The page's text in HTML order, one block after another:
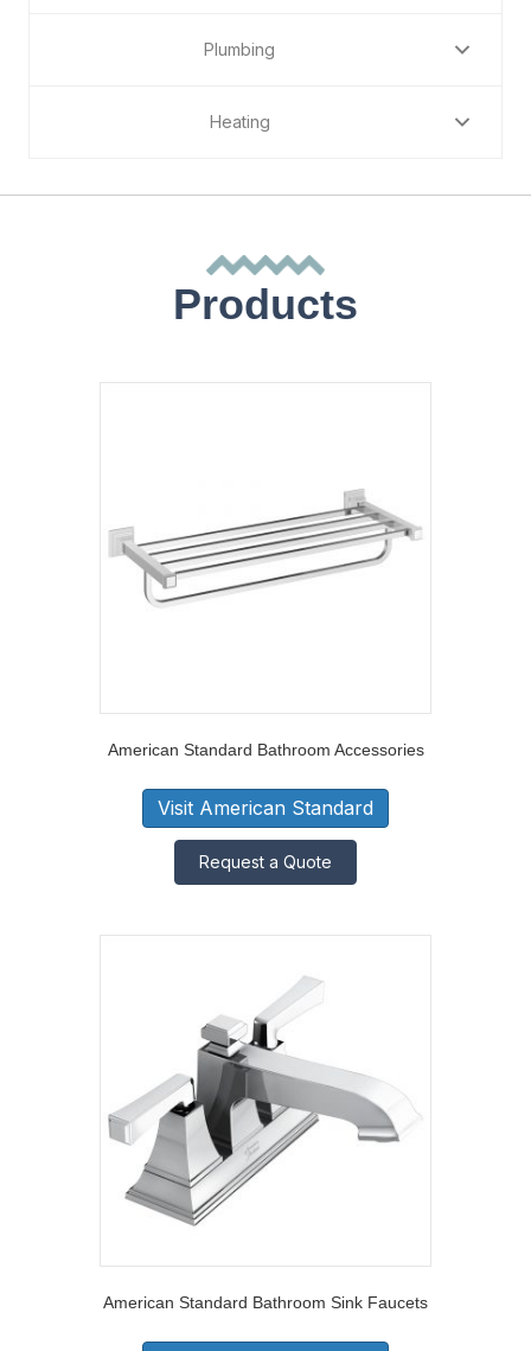
Plumbing
Heating
Products
American Standard Bathroom Accessories
Visit American Standard
Request a Quote
American Standard Bathroom Sink Faucets